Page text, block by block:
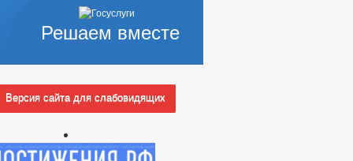
Решаем вместе
Версия сайта для слабовидящих